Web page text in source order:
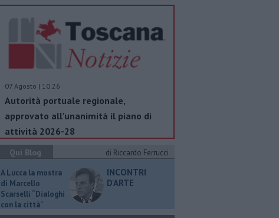
07 Agosto | 10.26
Autorità portuale regionale,
approvato all'unanimità il piano di
attività 2026-28
Qui Blog
di Riccardo Ferrucci
A Lucca la mostra
di Marcello
Scarselli “Dialoghi
con la città"
INCONTRI
D'ARTE